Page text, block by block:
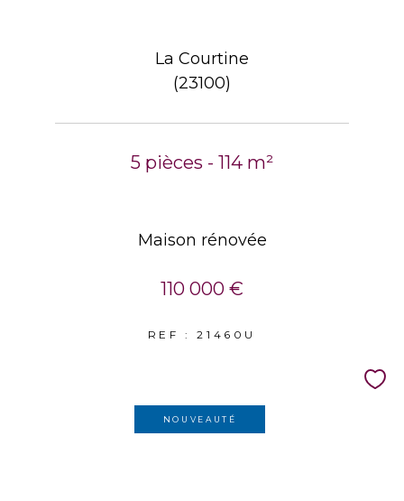
La Courtine
(23100)
5 pièces - 114 m²
Maison rénovée
110 000 €
REF : 21460U
NOUVEAUTÉ